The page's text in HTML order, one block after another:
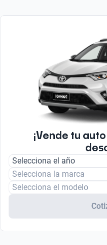
¡Vende tu
Selecciona el año
Selecciona la marca
Selecciona el modelo